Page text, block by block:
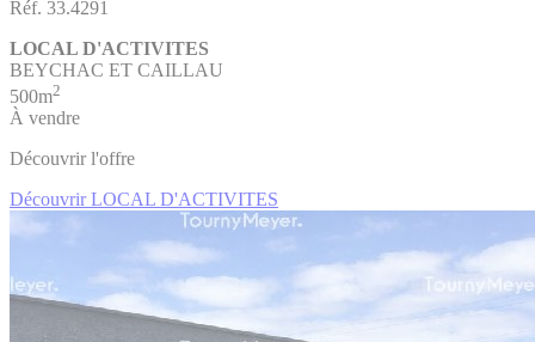
Réf. 33.4291
LOCAL D'ACTIVITES
BEYCHAC ET CAILLAU
500m2
À vendre
Découvrir l'offre
Découvrir LOCAL D'ACTIVITES